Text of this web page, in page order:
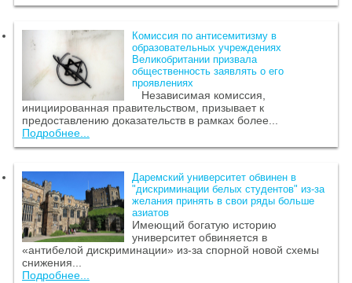
Комиссия по антисемитизму в
образовательных учреждениях
Великобритании призвала
общественность заявлять о его
проявлениях
Независимая комиссия,
инициированная правительством, призывает к
предоставлению доказательств в рамках более...
Подробнее...
Даремский университет обвинен в
"дискриминации белых студентов" из-за
желания принять в свои ряды больше
азиатов
Имеющий богатую историю
университет обвиняется в
«антибелой дискриминации» из-за спорной новой схемы
снижения...
Подробнее...